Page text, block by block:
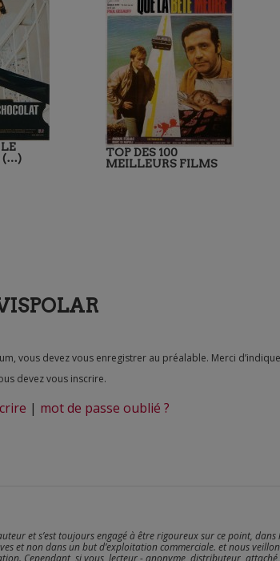
(…)
TOP DES 100
MEILLEURS FILMS
devez vous inscrire.
| mot de passe oublié ?
et s’est toujours engagé à être rigoureux sur ce point,
et non dans un but d’exploitation commerciale. et nous
Cependant, si vous, lecteur - anonyme, distributeur,